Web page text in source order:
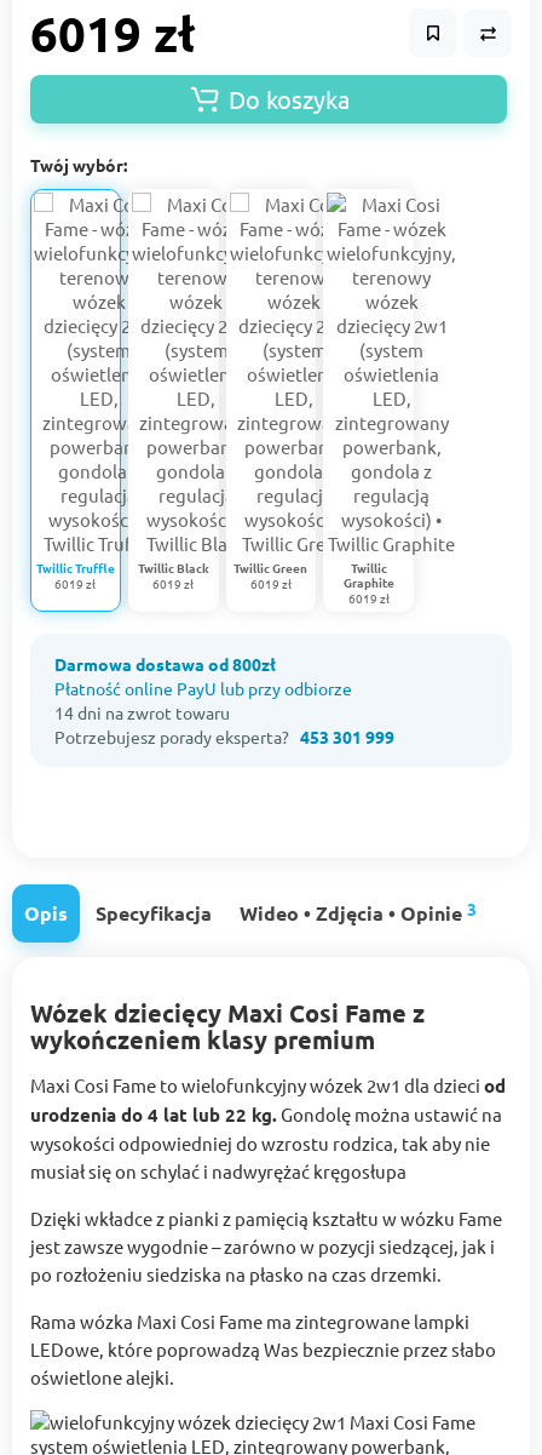
6019 zł
Do koszyka
Twój wybór:
Twillic Truffle
6019 zł
Twillic Black
6019 zł
Twillic Green
6019 zł
Twillic
Graphite
6019 zł
Darmowa dostawa od 800zł
Płatność online PayU lub przy odbiorze
14 dni na zwrot towaru
Potrzebujesz porady eksperta? 453 301 999
Opis Specyfikacja Wideo • Zdjęcia • Opinie 3
Wózek dziecięcy Maxi Cosi Fame z
wykończeniem klasy premium
Maxi Cosi Fame to wielofunkcyjny wózek 2w1 dla dzieci od
urodzenia do 4 lat lub 22 kg. Gondolę można ustawić na
wysokości odpowiedniej do wzrostu rodzica, tak aby nie
musiał się on schylać i nadwyrężać kręgosłupa
Dzięki wkładce z pianki z pamięcią kształtu w wózku Fame
jest zawsze wygodnie – zarówno w pozycji siedzącej, jak i
po rozłożeniu siedziska na płasko na czas drzemki.
Rama wózka Maxi Cosi Fame ma zintegrowane lampki
LEDowe, które poprowadzą Was bezpiecznie przez słabo
oświetlone alejki.